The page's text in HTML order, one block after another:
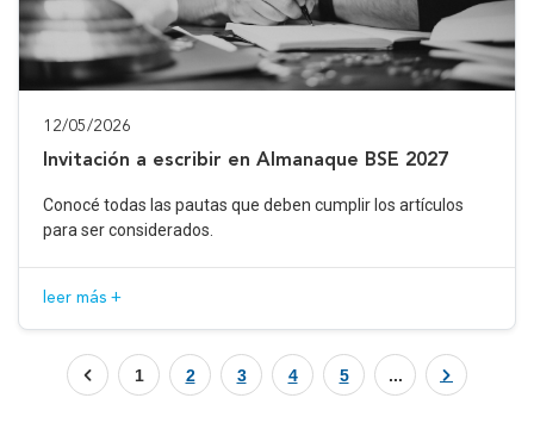
12/05/2026
Invitación a escribir en Almanaque BSE 2027
Conocé todas las pautas que deben cumplir los artículos
para ser considerados.
leer más +
1 2 3 4 5 ...